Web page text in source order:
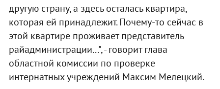
другую страну, а здесь осталась квартира,
которая ей принадлежит. Почему-то сейчас в
этой квартире проживает представитель
райадминистрации...", - говорит глава
областной комиссии по проверке
интернатных учреждений Максим Мелецкий.